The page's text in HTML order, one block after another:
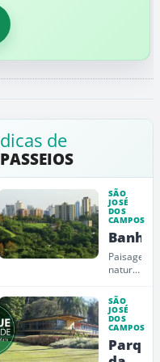
dicas de
PASSEIOS
SÃO
JOSÉ
DOS
CAMPOS
Paisagem
natural
de São
José
dos
Campos,
com
SÃO
JOSÉ
DOS
CAMPOS
Parque